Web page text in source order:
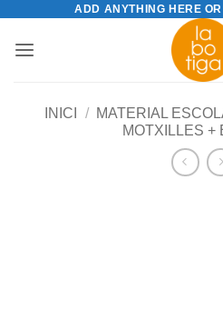
content
ADD ANYTHING HERE
INICI / MATERIAL
MOTXILLES +